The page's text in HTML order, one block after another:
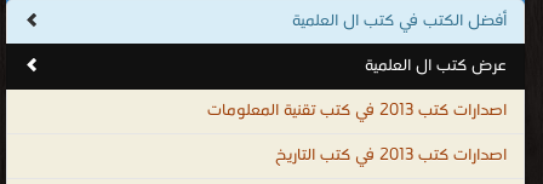
الشعوب، والبشر جميعا. وقد حث الله سبحانه وتعالى على طلب العلم
لما له من أثر فعّال فقال : "وَقُل رَّبِّ زِدْنِي عِلْمًا" ما أجمل هذه الآية
الكريمة وما أروع معناها؛ الدعاء والطلب من الله أن يزيد المرء علماً لا مالاً
ولا ميراثاً ولا جاهاً إنّما علماً، لأن العِلم هو النبراس الذي تضاء به الظلمات
الحالكة، وهو الراية العالية التي ترشد إلى ما فيه خير الإنسان في الدنيا
أفضل الكتب في كتب ال العلمية
عرض كتب ال العلمية
اصدارات كتب 2013 في كتب تقنية المعلومات
اصدارات كتب 2013 في كتب التاريخ